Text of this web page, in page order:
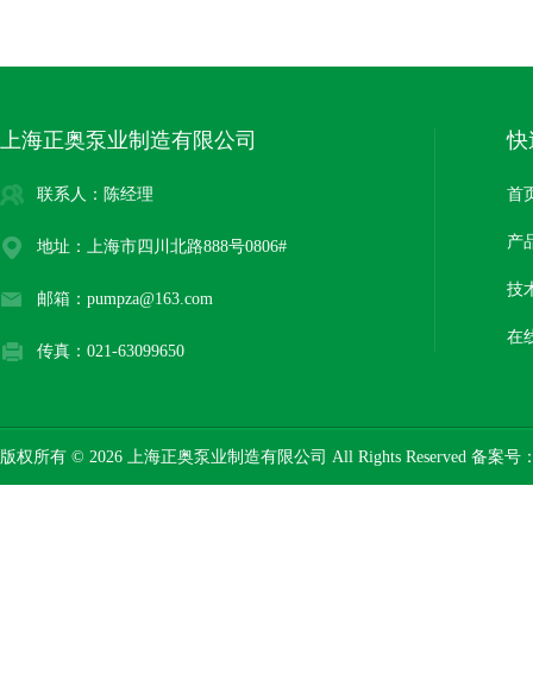
上海正奥泵业制造有限公司
联系人：陈经理
地址：上海市四川北路888号0806#
邮箱：pumpza@163.com
传真：021-63099650
快
首
产
技
在
版权所有 © 2026 上海正奥泵业制造有限公司 All Rights Reserved 备案号